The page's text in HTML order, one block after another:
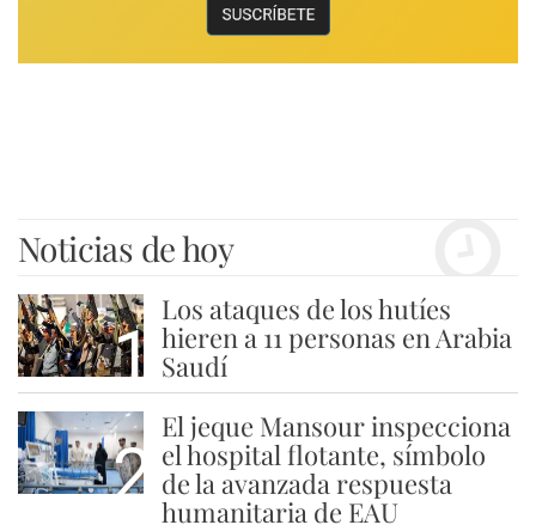
Noticias de hoy
1
Los ataques de los hutíes
hieren a 11 personas en Arabia
Saudí
2
El jeque Mansour inspecciona
el hospital flotante, símbolo
de la avanzada respuesta
humanitaria de EAU